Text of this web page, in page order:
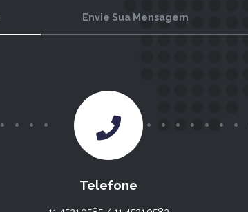
Envie Sua Mensagem
Telefone